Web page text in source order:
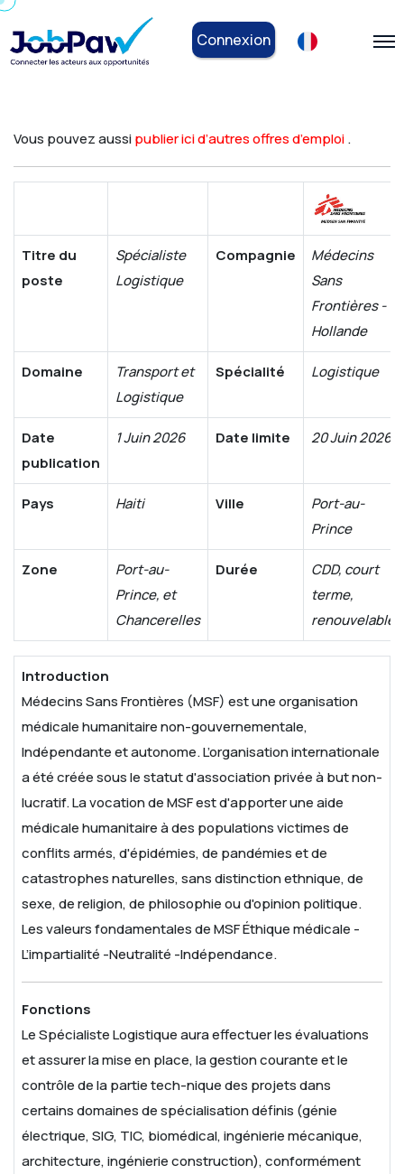
Connexion
Vous pouvez aussipublier ici d’autres offres d’emploi.
Titre du
poste
Spécialiste
Logistique
Compagnie
Médecins
Sans
Frontières -
Hollande
Domaine
Transport et
Logistique
Spécialité Logistique
Date
publication
1 Juin 2026 Date limite 20 Juin 2026
Pays Haiti Ville
Port-au-
Prince
Zone
Port-au-
Prince, et
Chancerelles
Durée
CDD, court
terme,
renouvelable
Introduction
Médecins Sans Frontières (MSF) est une organisation
médicale humanitaire non-gouvernementale,
Indépendante et autonome. L’organisation internationale
a été créée sous le statut d'association privée à but non-
lucratif. La vocation de MSF est d'apporter une aide
médicale humanitaire à des populations victimes de
conflits armés, d'épidémies, de pandémies et de
catastrophes naturelles, sans distinction ethnique, de
sexe, de religion, de philosophie ou d'opinion politique.
Les valeurs fondamentales de MSF Éthique médicale -
L’impartialité -Neutralité -Indépendance.
Fonctions
Le Spécialiste Logistique aura effectuer les évaluations
et assurer la mise en place, la gestion courante et le
contrôle de la partie tech-nique des projets dans
certains domaines de spécialisation définis (génie
électrique, SIG, TIC, biomédical, ingénierie mécanique,
architecture, ingénierie construction), conformément